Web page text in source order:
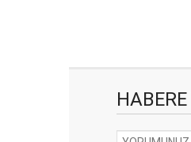
HABERE